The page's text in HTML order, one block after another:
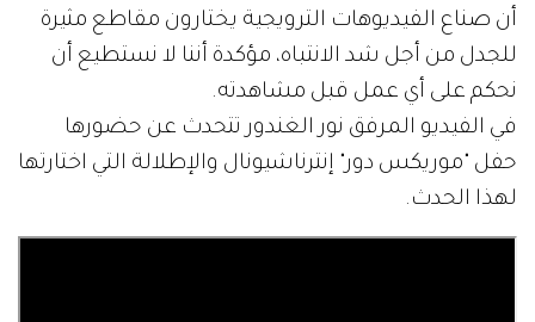
أن صناع الفيديوهات الترويجية يختارون مقاطع مثيرة
للجدل من أجل شد الانتباه، مؤكدة أننا لا نستطيع أن
نحكم على أي عمل قبل مشاهدته.
في الفيديو المرفق نور الغندور تتحدث عن حضورها
حفل "موريكس دور" إنترناشيونال والإطلالة التي اختارتها
لهذا الحدث.